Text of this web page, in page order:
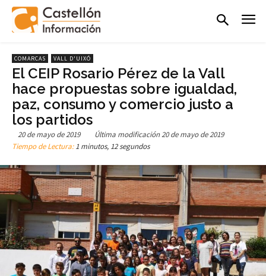
COMARCAS VALL D'UIXÓ
El CEIP Rosario Pérez de la Vall
hace propuestas sobre igualdad,
paz, consumo y comercio justo a
los partidos
20 de mayo de 2019 Última modificación20 de mayo de 2019
Tiempo de Lectura:1 minutos, 12 segundos